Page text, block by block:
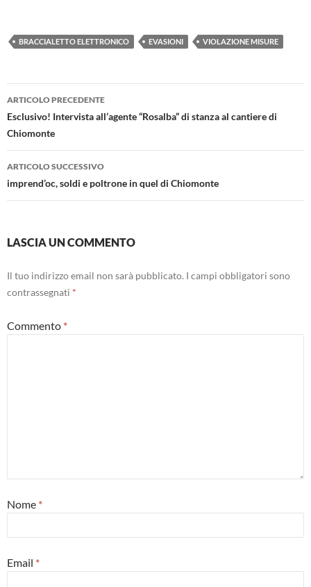
BRACCIALETTO ELETTRONICO EVASIONI VIOLAZIONE MISURE
Navigazione
articolo
ARTICOLO PRECEDENTE
Esclusivo! Intervista all’agente “Rosalba” di stanza al cantiere di
Chiomonte
ARTICOLO SUCCESSIVO
imprend’oc, soldi e poltrone in quel di Chiomonte
LASCIA UN COMMENTO
Il tuo indirizzo email non sarà pubblicato. I campi obbligatori sono
contrassegnati *
Commento *
Nome *
Email *